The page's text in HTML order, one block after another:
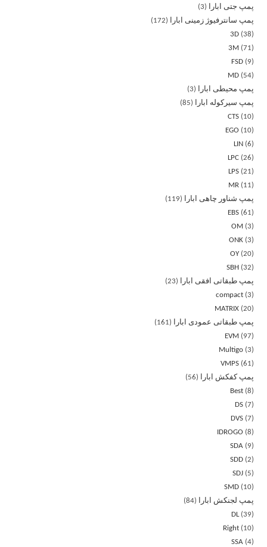
پمپ جتی ابارا
3
پمپ سانترفیوژ زمینی ابارا
172
3D 38
3M
71
FSD
9
MD
54
پمپ محیطی ابارا
3
پمپ سیرکوله ابارا
85
CTS
10
EGO
10
LIN
6
LPC 26
LPS 21
MR
11
پمپ شناور چاهی ابارا
119
EBS 61
OM
3
ONK 3
OY 20
SBH
32
پمپ طبقاتی افقی ابارا
23
compact 3
MATRIX 20
پمپ طبقاتی عمودی ابارا
161
EVM
97
Multigo 3
VMPS 61
پمپ کفکش ابارا
56
Best 8
DS 7
DVS 7
IDROGO
8
SDA
9
SDD 2
SDJ
5
SMD
10
پمپ لجنکش ابارا
84
DL 39
Right
10
SSA 4